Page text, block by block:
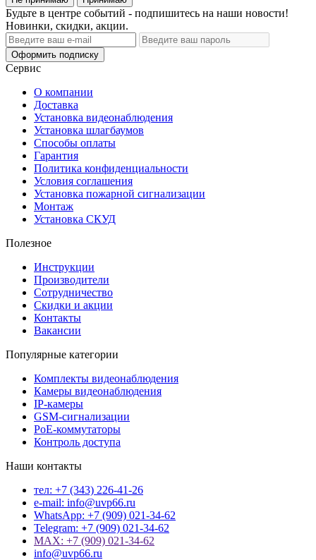
Будьте в центре событий - подпишитесь на наши новости!
Новинки, скидки, акции.
Оформить подписку
Сервис
О компании
Доставка
Установка видеонаблюдения
Установка шлагбаумов
Способы оплаты
Гарантия
Политика конфиденциальности
Условия соглашения
Установка пожарной сигнализации
Монтаж
Установка СКУД
Полезное
Инструкции
Производители
Сотрудничество
Скидки и акции
Контакты
Вакансии
Популярные категории
Комплекты видеонаблюдения
Камеры видеонаблюдения
IP-камеры
GSM-сигнализации
PoE-коммутаторы
Контроль доступа
Наши контакты
тел: +7 (343) 226-41-26
e-mail: info@uvp66.ru
WhatsApp: +7 (909) 021-34-62
Telegram: +7 (909) 021-34-62
MAX: +7 (909) 021-34-62
info@uvp66.ru